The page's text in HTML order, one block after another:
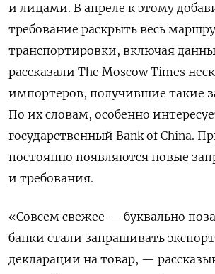
и лицами. В апреле к этому
требование раскрыть весь
транспортировки, включая
рассказали The Moscow Times
импортеров, получившие такие
По их словам, особенно
государственный Bank of China.
постоянно появляются новые
и требования.
«Совсем свежее — буквально
банки стали запрашивать
декларации на товар, —